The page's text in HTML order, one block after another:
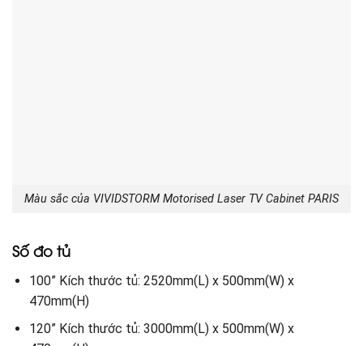
Màu sắc của VIVIDSTORM Motorised Laser TV Cabinet PARIS
Số đo tủ
100” Kích thước tủ: 2520mm(L) x 500mm(W) x
470mm(H)
120” Kích thước tủ: 3000mm(L) x 500mm(W) x